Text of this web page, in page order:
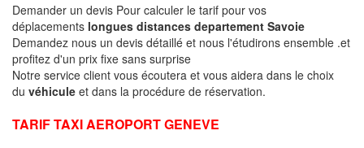
Demander un devis Pour calculer le tarif pour vos
déplacements longues distances departement Savoie
Demandez nous un devis détaillé et nous l'étudirons ensemble .et
profitez d'un prix fixe sans surprise
Notre service client vous écoutera et vous aidera dans le choix
du véhicule et dans la procédure de réservation.
TARIF TAXI AEROPORT GENEVE